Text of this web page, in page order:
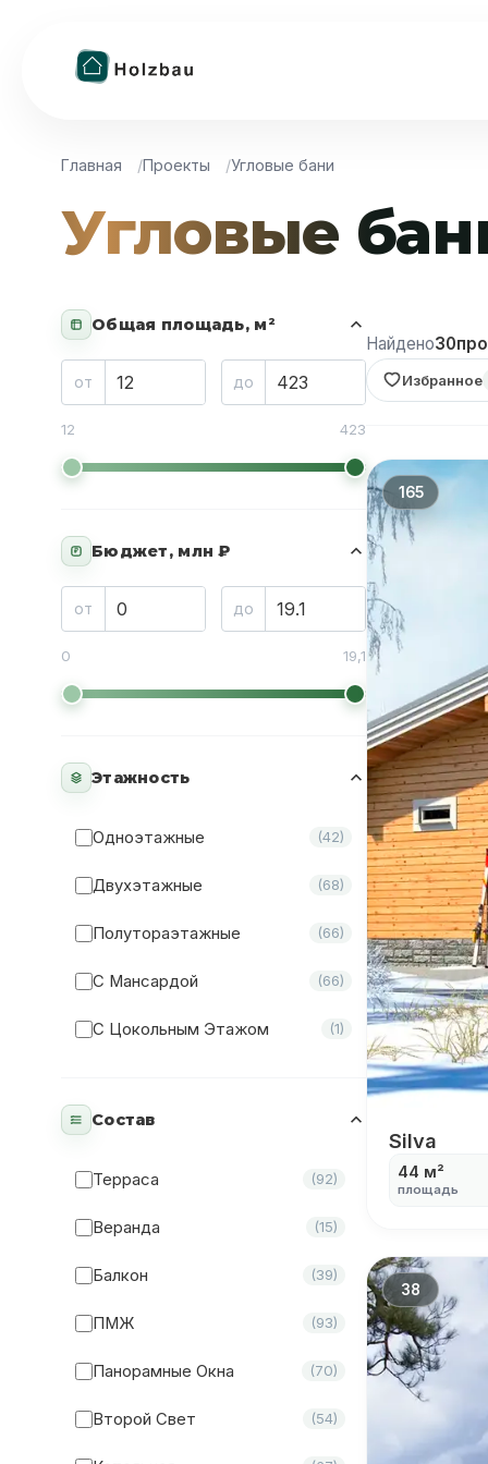
Главная Проекты Угловые бани
Угловые
Общая площадь, м²
от до
12 423
₽ Бюджет, млн ₽
от до
0 19,1
Этажность
Одноэтажные (42)
Двухэтажные (68)
Полутораэтажные (66)
С Мансардой (66)
С Цокольным Этажом (1)
Состав
Терраса (92)
Веранда (15)
Балкон (39)
ПМЖ (93)
Панорамные Окна (70)
Второй Свет (54)
Найдено30
Избранное
165
Silva
Silva
44 м²
площадь
38